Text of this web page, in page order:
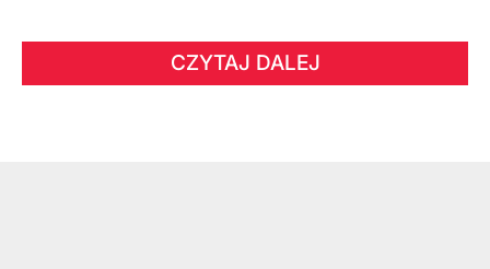
CZYTAJ DALEJ